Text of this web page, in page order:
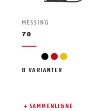
MESSING
70
svart
rødgul
8 VARIANTER
SAMMENLIGNE